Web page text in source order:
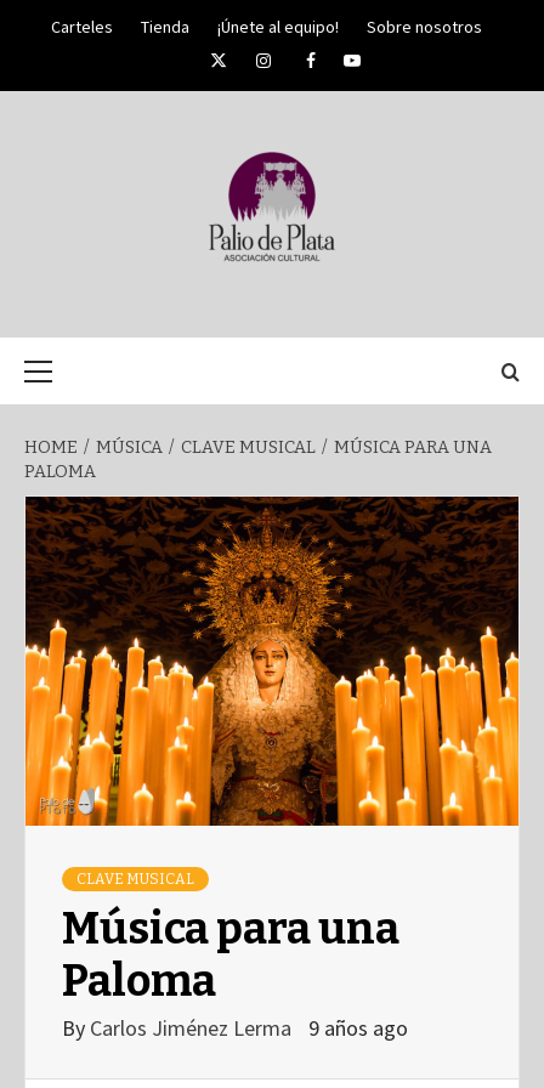
Carteles Tienda ¡Únete al equipo!
Sobre nosotros
TwitterInstagramFacebookYouTube
SEMANA
SANTA DE
MÁLAGA
HOME MÚSICA CLAVE MUSICAL
MÚSICA PARA UNA
PALOMA
CLAVE MUSICAL
Música para una
Paloma
By Carlos Jiménez Lerma 9 años ago